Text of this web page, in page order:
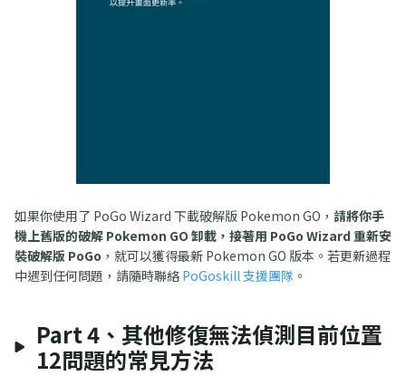
如果你使用了 PoGo Wizard 下載破解版 Pokemon GO， 請將你手
機上舊版的破解 Pokemon GO 卸載，接著用 PoGo Wizard 重新安
裝破解版 PoGo ，就可以獲得最新 Pokemon GO 版本。若更新過程
中遇到任何問題，請隨時聯絡 PoGoskill 支援團隊 。
Part 4、其他修復無法偵測目前位置
12問題的常見方法